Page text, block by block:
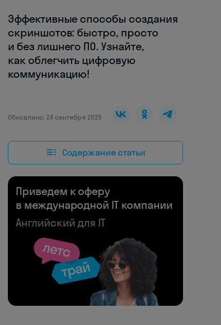
Эффективные способы создания
скриншотов: быстро, просто
и без лишнего ПО. Узнайте,
как облегчить цифровую
коммуникацию!
Обновлено: 24 сентября 2025
Содержание статьи
Приведем к оферу
в международной IT компании
Английский для IT